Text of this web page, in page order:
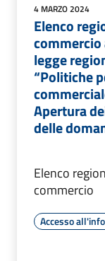
4 MARZO 2024
Elenco
commercio
legge
“Politiche
Apertura
delle
Elenco
commercio
Accesso